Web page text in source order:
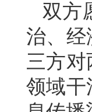
双方
治、
三方
领域干